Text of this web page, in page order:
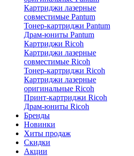
Картриджи лазерные
совместимые Pantum
Тонер-картриджи Pantum
Драм-юниты Pantum
Картриджи Ricoh
Картриджи лазерные
совместимые Ricoh
Тонер-картриджи Ricoh
Картриджи лазерные
оригинальные Ricoh
Принт-картриджи Ricoh
Драм-юниты Ricoh
Бренды
Новинки
Хиты продаж
Скидки
Акции